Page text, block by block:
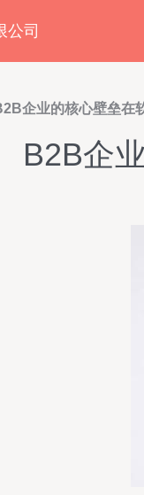
公司
企业的核心壁垒在
B2B企